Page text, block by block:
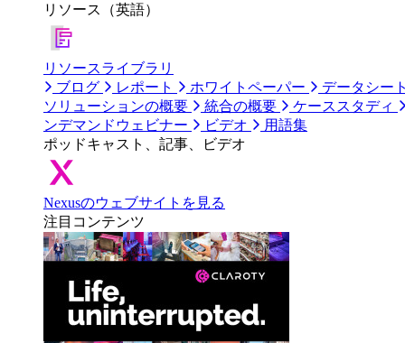
リソース（英語）
リソースライブラリ
ブログ
レポート ホワイトペーパー
データシー
ソリューションの概要
統合の概要
ケーススタディ
ンデマンドウェビナー
ビデオ
用語集
ポッドキャスト、記事、ビデオ
Nexusのウェブサイトを見る
注目コンテンツ